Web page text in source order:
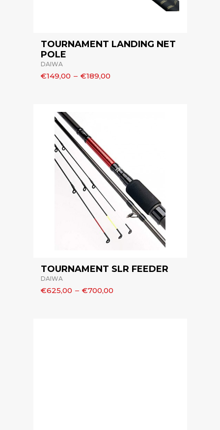
TOURNAMENT LANDING NET
POLE
DAIWA
€149,00 – €189,00
TOURNAMENT SLR FEEDER
DAIWA
€625,00 – €700,00